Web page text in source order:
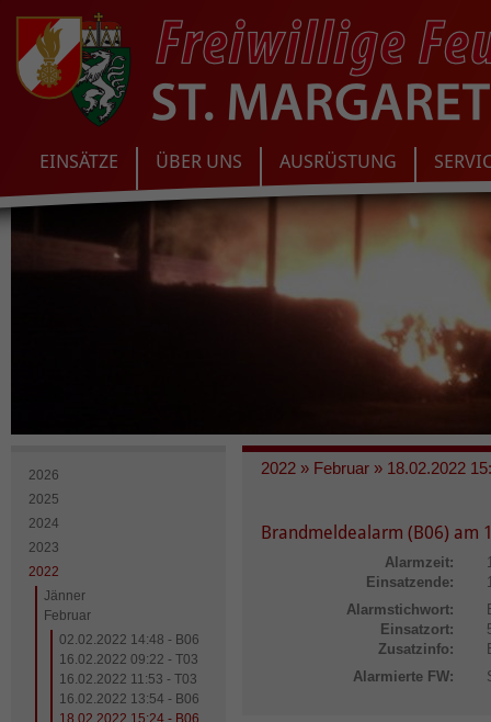
EINSÄTZE ÜBER UNS AUSRÜSTUNG
2026
2025
2024
2023
2022
Jänner
Februar
02.02.2022 14:48 - B06
16.02.2022 09:22 - T03
16.02.2022 11:53 - T03
16.02.2022 13:54 - B06
18.02.2022 15:24 - B06
2022 » Februar » 18.02.2022
Brandmeldealarm (B06) am
Alarmzeit:
Einsatzende:
Alarmstichwort:
Einsatzort:
Zusatzinfo:
Alarmierte FW: